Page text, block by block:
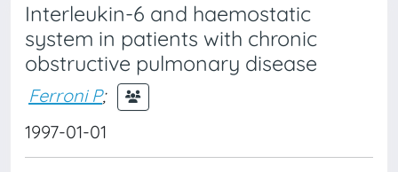
Interleukin-6 and haemostatic
system in patients with chronic
obstructive pulmonary disease
Ferroni P;
1997-01-01